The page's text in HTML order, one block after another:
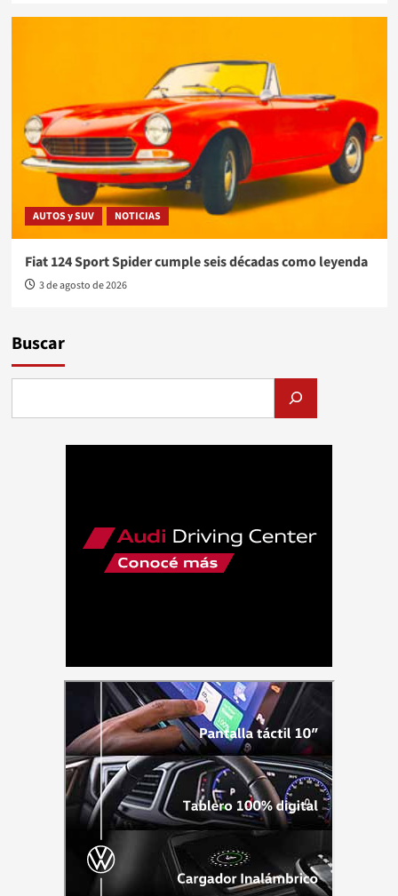
AUTOS y SUV NOTICIAS
Fiat 124 Sport Spider cumple seis décadas como leyenda
3 de agosto de 2026
Buscar